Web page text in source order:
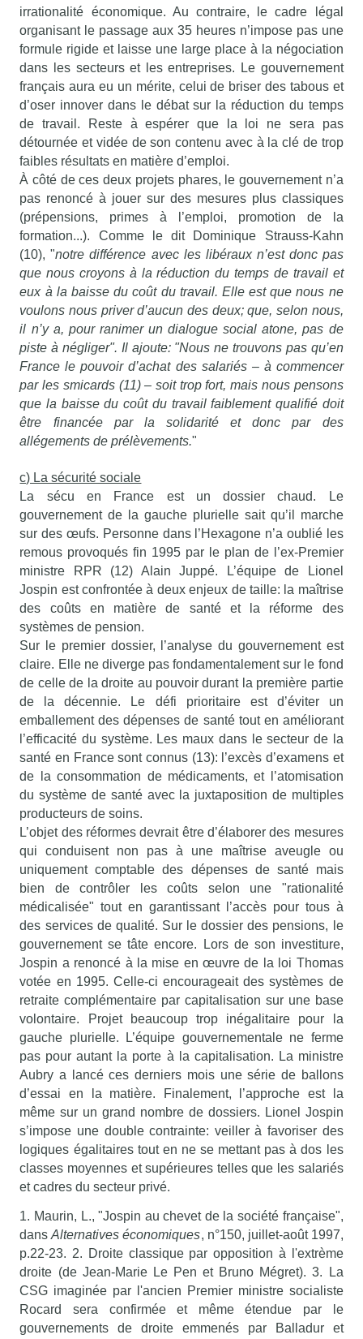
irrationalité économique. Au contraire, le cadre légal
organisant le passage aux 35 heures n’impose pas une
formule rigide et laisse une large place à la négociation
dans les secteurs et les entreprises. Le gouvernement
français aura eu un mérite, celui de briser des tabous et
d’oser innover dans le débat sur la réduction du temps
de travail. Reste à espérer que la loi ne sera pas
détournée et vidée de son contenu avec à la clé de trop
faibles résultats en matière d’emploi.
À côté de ces deux projets phares, le gouvernement n’a
pas renoncé à jouer sur des mesures plus classiques
(prépensions, primes à l’emploi, promotion de la
formation...). Comme le dit Dominique Strauss-Kahn
(10), "notre différence avec les libéraux n’est donc pas
que nous croyons à la réduction du temps de travail et
eux à la baisse du coût du travail. Elle est que nous ne
voulons nous priver d’aucun des deux; que, selon nous,
il n’y a, pour ranimer un dialogue social atone, pas de
piste à négliger". Il ajoute: "Nous ne trouvons pas qu’en
France le pouvoir d’achat des salariés – à commencer
par les smicards (11) – soit trop fort, mais nous pensons
que la baisse du coût du travail faiblement qualifié doit
être financée par la solidarité et donc par des
allégements de prélèvements."
c) La sécurité sociale
La sécu en France est un dossier chaud. Le
gouvernement de la gauche plurielle sait qu’il marche
sur des œufs. Personne dans l’Hexagone n’a oublié les
remous provoqués fin 1995 par le plan de l’ex-Premier
ministre RPR (12) Alain Juppé. L’équipe de Lionel
Jospin est confrontée à deux enjeux de taille: la maîtrise
des coûts en matière de santé et la réforme des
systèmes de pension.
Sur le premier dossier, l’analyse du gouvernement est
claire. Elle ne diverge pas fondamentalement sur le fond
de celle de la droite au pouvoir durant la première partie
de la décennie. Le défi prioritaire est d’éviter un
emballement des dépenses de santé tout en améliorant
l’efficacité du système. Les maux dans le secteur de la
santé en France sont connus (13): l’excès d’examens et
de la consommation de médicaments, et l’atomisation
du système de santé avec la juxtaposition de multiples
producteurs de soins.
L’objet des réformes devrait être d’élaborer des mesures
qui conduisent non pas à une maîtrise aveugle ou
uniquement comptable des dépenses de santé mais
bien de contrôler les coûts selon une "rationalité
médicalisée" tout en garantissant l’accès pour tous à
des services de qualité. Sur le dossier des pensions, le
gouvernement se tâte encore. Lors de son investiture,
Jospin a renoncé à la mise en œuvre de la loi Thomas
votée en 1995. Celle-ci encourageait des systèmes de
retraite complémentaire par capitalisation sur une base
volontaire. Projet beaucoup trop inégalitaire pour la
gauche plurielle. L’équipe gouvernementale ne ferme
pas pour autant la porte à la capitalisation. La ministre
Aubry a lancé ces derniers mois une série de ballons
d’essai en la matière. Finalement, l’approche est la
même sur un grand nombre de dossiers. Lionel Jospin
s’impose une double contrainte: veiller à favoriser des
logiques égalitaires tout en ne se mettant pas à dos les
classes moyennes et supérieures telles que les salariés
et cadres du secteur privé.
1. Maurin, L., "Jospin au chevet de la société française",
dansAlternatives économiques, n°150, juillet-août 1997,
p.22-23. 2. Droite classique par opposition à l'extrème
droite (de Jean-Marie Le Pen et Bruno Mégret). 3. La
CSG imaginée par l'ancien Premier ministre socialiste
Rocard sera confirmée et même étendue par le
gouvernements de droite emmenés par Balladur et